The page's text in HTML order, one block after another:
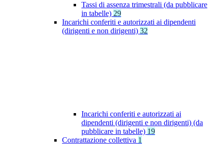
Tassi di assenza trimestrali (da pubblicare
in tabelle) 29
Incarichi conferiti e autorizzati ai dipendenti
(dirigenti e non dirigenti) 32
Incarichi conferiti e autorizzati ai
dipendenti (dirigenti e non dirigenti) (da
pubblicare in tabelle) 19
Contrattazione collettiva 1